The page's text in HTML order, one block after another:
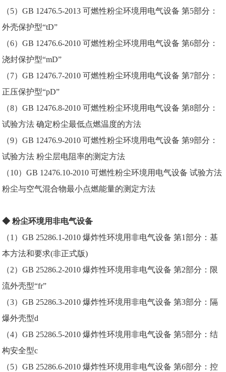
（5）GB 12476.5-2013 可燃性粉尘环境用电气设备 第5部分：
外壳保护型“tD”
（6）GB 12476.6-2010 可燃性粉尘环境用电气设备 第6部分：
浇封保护型“mD”
（7）GB 12476.7-2010 可燃性粉尘环境用电气设备 第7部分：
正压保护型“pD”
（8）GB 12476.8-2010 可燃性粉尘环境用电气设备 第8部分：
试验方法 确定粉尘最低点燃温度的方法
（9）GB 12476.9-2010 可燃性粉尘环境用电气设备 第9部分：
试验方法 粉尘层电阻率的测定方法
（10）GB 12476.10-2010 可燃性粉尘环境用电气设备 试验方法
粉尘与空气混合物最小点燃能量的测定方法
◆ 粉尘环境用非电气设备
（1）GB 25286.1-2010 爆炸性环境用非电气设备 第1部分：基
本方法和要求(非正式版)
（2）GB 25286.2-2010 爆炸性环境用非电气设备 第2部分：限
流外壳型“fr”
（3）GB 25286.3-2010 爆炸性环境用非电气设备 第3部分：隔
爆外壳型d
（4）GB 25286.5-2010 爆炸性环境用非电气设备 第5部分：结
构安全型c
（5）GB 25286.6-2010 爆炸性环境用非电气设备 第6部分：控